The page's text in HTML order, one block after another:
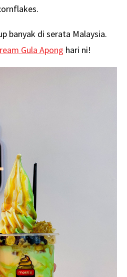
banyak di serata Malaysia.
Gula Apong hari ni!